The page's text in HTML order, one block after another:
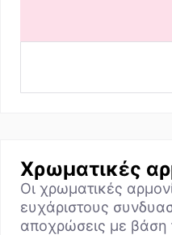
Χρωματικές
Οι χρωματικές
ευχάριστους
αποχρώσεις με βάση